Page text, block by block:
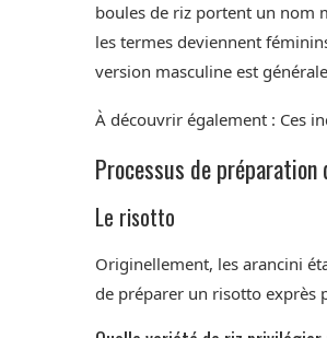
boules de riz portent un nom
les termes deviennent
version masculine est
À découvrir également : Ces
Processus de
Le risotto
Originellement, les arancini
de préparer un risotto exprès